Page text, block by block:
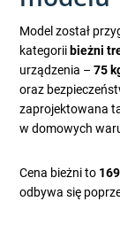
Model został
kategorii bieżni
urządzenia –75
oraz
zaprojektowana
w domowych
Cena bieżni to
odbywa się